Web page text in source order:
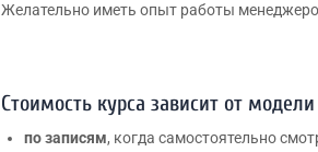
Желательно иметь опыт работы
Стоимость курса зависит от
по записям, когда самостоятельно